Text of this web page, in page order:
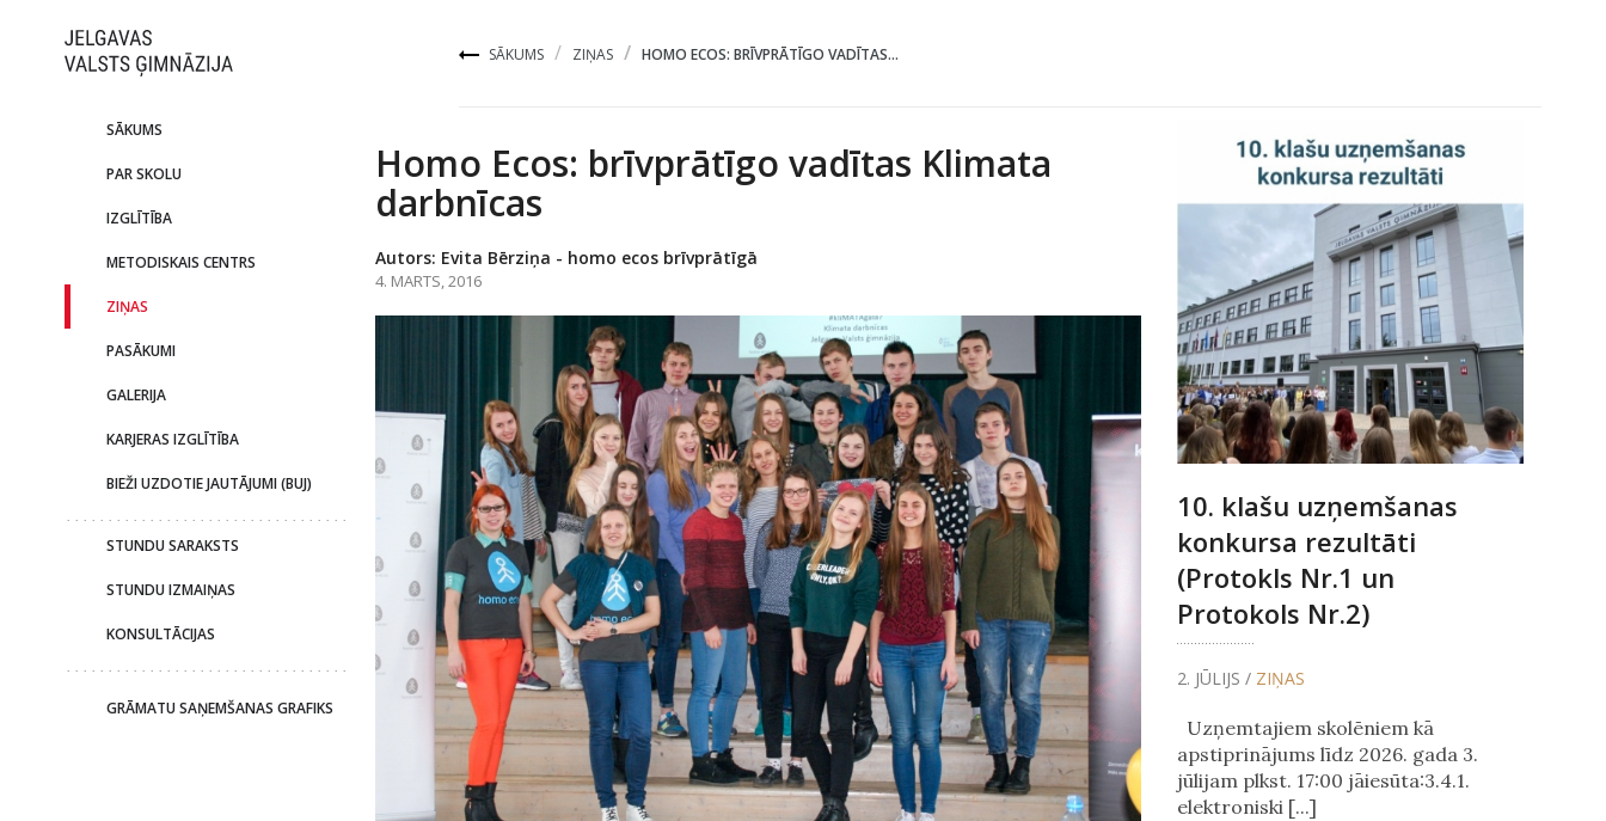
SĀKUMS ZIŅAS HOMO ECOS: BRĪVPRĀTĪGO VADĪTAS...
SĀKUMS
PAR SKOLU
IZGLĪTĪBA
METODISKAIS CENTRS
ZIŅAS
PASĀKUMI
GALERIJA
KARJERAS IZGLĪTĪBA
BIEŽI UZDOTIE JAUTĀJUMI (BUJ)
STUNDU SARAKSTS
STUNDU IZMAIŅAS
KONSULTĀCIJAS
GRĀMATU SAŅEMŠANAS GRAFIKS
Homo Ecos: brīvprātīgo vadītas Klimata
darbnīcas
Autors: Evita Bērziņa - homo ecos brīvprātīgā
4. MARTS, 2016
10. klašu uzņemšanas
konkursa rezultāti
(Protokls Nr.1 un
Protokols Nr.2)
2. JŪLIJS / ZIŅAS
Uzņemtajiem skolēniem kā
apstiprinājums līdz 2026. gada 3.
jūlijam plkst. 17:00 jāiesūta:3.4.1.
elektroniski [...]